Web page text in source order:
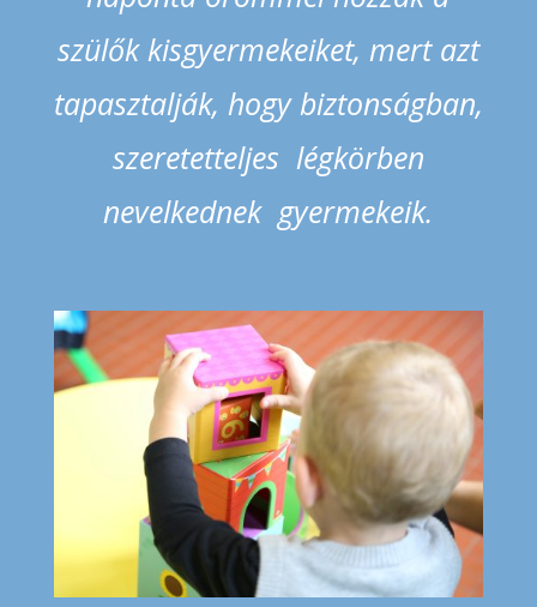
szülők kisgyermekeiket, mert azt
tapasztalják, hogy biztonságban,
szeretetteljes légkörben
nevelkednek gyermekeik.